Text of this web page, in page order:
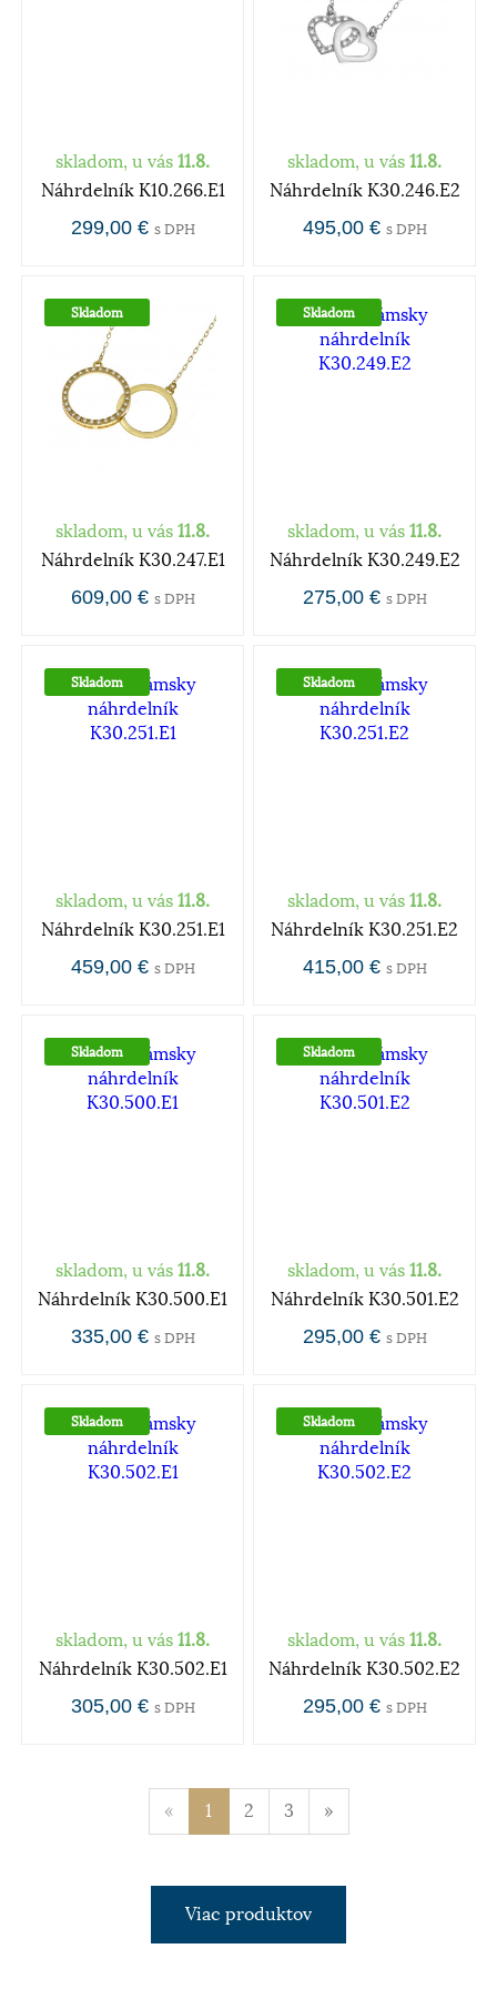
skladom, u vás 11.8.
Náhrdelník K10.266.E1
299,00 € s DPH
skladom, u vás 11.8.
Náhrdelník K30.246.E2
495,00 € s DPH
Skladom
skladom, u vás 11.8.
Náhrdelník K30.247.E1
609,00 € s DPH
Skladom
skladom, u vás 11.8.
Náhrdelník K30.249.E2
275,00 € s DPH
Skladom
skladom, u vás 11.8.
Náhrdelník K30.251.E1
459,00 € s DPH
Skladom
skladom, u vás 11.8.
Náhrdelník K30.251.E2
415,00 € s DPH
Skladom
skladom, u vás 11.8.
Náhrdelník K30.500.E1
335,00 € s DPH
Skladom
skladom, u vás 11.8.
Náhrdelník K30.501.E2
295,00 € s DPH
Skladom
skladom, u vás 11.8.
Náhrdelník K30.502.E1
305,00 € s DPH
Skladom
skladom, u vás 11.8.
Náhrdelník K30.502.E2
295,00 € s DPH
« 1 2 3 »
Viac produktov